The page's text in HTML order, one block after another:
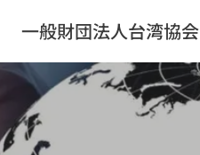
ス
プ
一般財団法人台湾協会